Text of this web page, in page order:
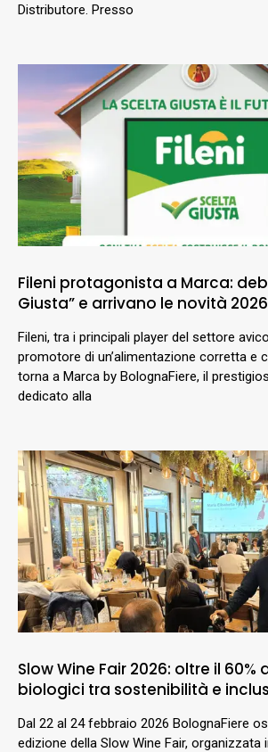
Distributore. Presso
Fileni protagonista a Marca:
Giusta” e arrivano le novità 2026
Fileni, tra i principali player del settore
promotore di un’alimentazione corretta e
torna a Marca by BolognaFiere, il
dedicato alla
Slow Wine Fair 2026: oltre il 60%
biologici tra sostenibilità e
Dal 22 al 24 febbraio 2026 BolognaFiere
edizione della Slow Wine Fair, organizzata